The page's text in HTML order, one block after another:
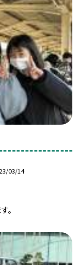
03/14
。